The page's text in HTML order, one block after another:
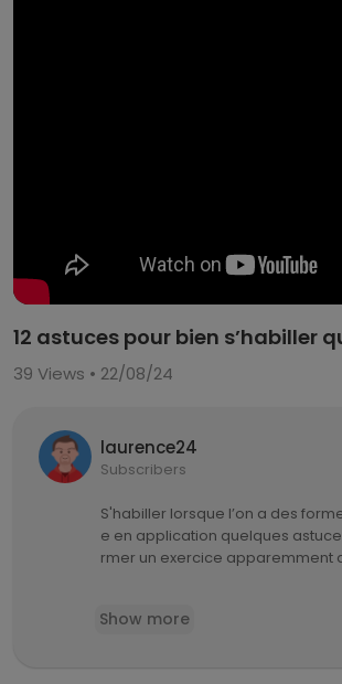
12 astuces pour bien s’habiller
39 Views • 22/08/24
laurence24
Subscribers
S'habiller lorsque l’on a des
e en application quelques
rmer un exercice apparemment
aum
Show more